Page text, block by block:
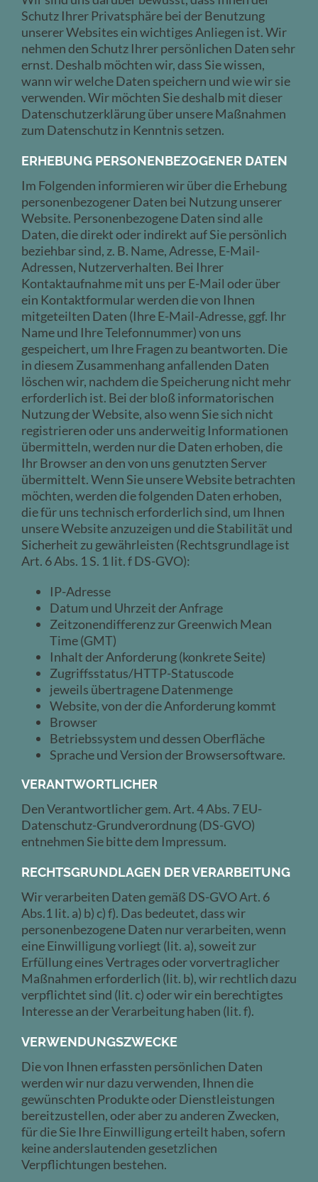
Schutz Ihrer Privatsphäre bei der Benutzung
unserer Websites ein wichtiges Anliegen ist. Wir
nehmen den Schutz Ihrer persönlichen Daten sehr
ernst. Deshalb möchten wir, dass Sie wissen,
wann wir welche Daten speichern und wie wir sie
verwenden. Wir möchten Sie deshalb mit dieser
Datenschutzerklärung über unsere Maßnahmen
zum Datenschutz in Kenntnis setzen.
ERHEBUNG PERSONENBEZOGENER DATEN
Im Folgenden informieren wir über die Erhebung
personenbezogener Daten bei Nutzung unserer
Website. Personenbezogene Daten sind alle
Daten, die direkt oder indirekt auf Sie persönlich
beziehbar sind, z. B. Name, Adresse, E-Mail-
Adressen, Nutzerverhalten. Bei Ihrer
Kontaktaufnahme mit uns per E-Mail oder über
ein Kontaktformular werden die von Ihnen
mitgeteilten Daten (Ihre E-Mail-Adresse, ggf. Ihr
Name und Ihre Telefonnummer) von uns
gespeichert, um Ihre Fragen zu beantworten. Die
in diesem Zusammenhang anfallenden Daten
löschen wir, nachdem die Speicherung nicht mehr
erforderlich ist. Bei der bloß informatorischen
Nutzung der Website, also wenn Sie sich nicht
registrieren oder uns anderweitig Informationen
übermitteln, werden nur die Daten erhoben, die
Ihr Browser an den von uns genutzten Server
übermittelt. Wenn Sie unsere Website betrachten
möchten, werden die folgenden Daten erhoben,
die für uns technisch erforderlich sind, um Ihnen
unsere Website anzuzeigen und die Stabilität und
Sicherheit zu gewährleisten (Rechtsgrundlage ist
Art. 6 Abs. 1 S. 1 lit. f DS-GVO):
IP-Adresse
Datum und Uhrzeit der Anfrage
Zeitzonendifferenz zur Greenwich Mean
Time (GMT)
Inhalt der Anforderung (konkrete Seite)
Zugriffsstatus/HTTP-Statuscode
jeweils übertragene Datenmenge
Website, von der die Anforderung kommt
Browser
Betriebssystem und dessen Oberfläche
Sprache und Version der Browsersoftware.
VERANTWORTLICHER
Den Verantwortlicher gem. Art. 4 Abs. 7 EU-
Datenschutz-Grundverordnung (DS-GVO)
entnehmen Sie bitte dem Impressum.
RECHTSGRUNDLAGEN DER VERARBEITUNG
Wir verarbeiten Daten gemäß DS-GVO Art. 6
Abs.1 lit. a) b) c) f). Das bedeutet, dass wir
personenbezogene Daten nur verarbeiten, wenn
eine Einwilligung vorliegt (lit. a), soweit zur
Erfüllung eines Vertrages oder vorvertraglicher
Maßnahmen erforderlich (lit. b), wir rechtlich dazu
verpflichtet sind (lit. c) oder wir ein berechtigtes
Interesse an der Verarbeitung haben (lit. f).
VERWENDUNGSZWECKE
Die von Ihnen erfassten persönlichen Daten
werden wir nur dazu verwenden, Ihnen die
gewünschten Produkte oder Dienstleistungen
bereitzustellen, oder aber zu anderen Zwecken,
für die Sie Ihre Einwilligung erteilt haben, sofern
keine anderslautenden gesetzlichen
Verpflichtungen bestehen.